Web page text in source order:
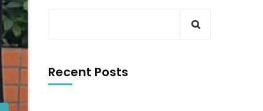
Recent Posts